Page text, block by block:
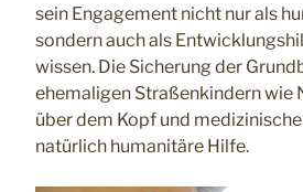
sein Engagement nicht nur als
sondern auch als
wissen. Die Sicherung der
ehemaligen Straßenkindern wie
über dem Kopf und
natürlich humanitäre Hilfe.